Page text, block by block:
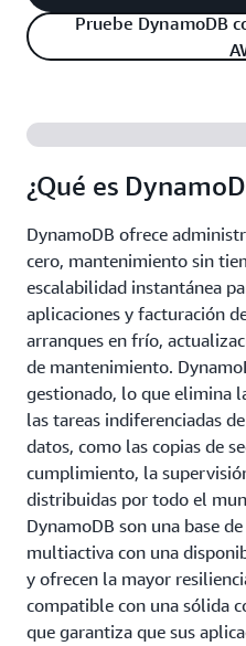
Pruebe DynamoDB
¿Qué es
DynamoDB ofrece
cero, mantenimiento sin
escalabilidad instantánea
aplicaciones y facturación
arranques en frío,
de mantenimiento.
gestionado, lo que elimina
las tareas indiferenciadas
datos, como las copias de
cumplimiento, la
distribuidas por todo el
DynamoDB son una base
multiactiva con una
y ofrecen la mayor
compatible con una sólida
que garantiza que sus